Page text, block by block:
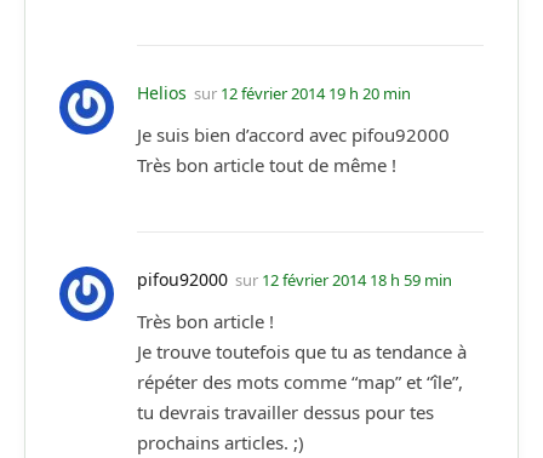
Helios sur 12 février 2014 19 h 20 min
Je suis bien d’accord avec pifou92000
Très bon article tout de même !
pifou92000 sur 12 février 2014 18 h 59 min
Très bon article !
Je trouve toutefois que tu as tendance à
répéter des mots comme “map” et “île”,
tu devrais travailler dessus pour tes
prochains articles. ;)